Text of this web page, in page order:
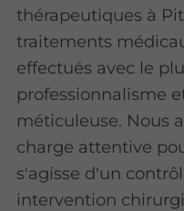
thérapeutiques à
traitements
effectués avec le
professionnalisme
méticuleuse. Nous
charge attentive
s'agisse d'un
intervention